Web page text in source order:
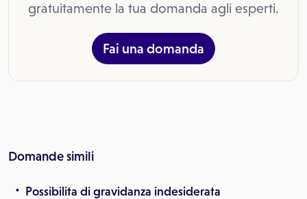
gratuitamente la tua domanda agli esperti.
Fai una domanda
Domande simili
Possibilita di gravidanza indesiderata